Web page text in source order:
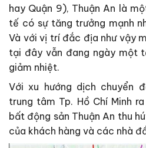
hay Quận 9), Thuận An là
tế có sự tăng trưởng mạnh
Và với vị trí đắc địa như vậy
tại đây vẫn đang ngày một
giảm nhiệt.
Với xu hướng dịch chuyển
trung tâm Tp. Hồ Chí Minh
bất động sản Thuận An thu
của khách hàng và các nhà